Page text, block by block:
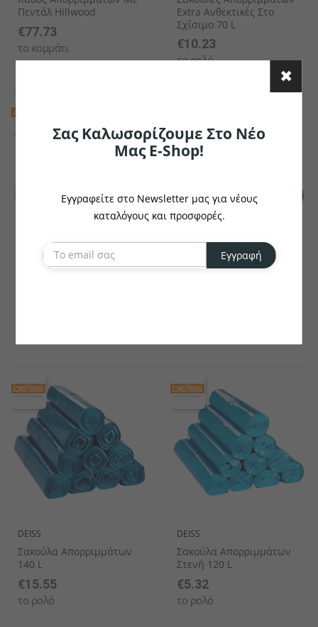
Πεντάλ Hillwood
€77.73
το κομμάτι
Extra Ανθεκτικές Στο
Σχίσιμο 70 L
€10.23
το ρολό
DEISS
Σακούλα Απορριμμάτων
140 L
€15.55
το ρολό
DEISS
Σακούλα Απορριμμάτων
Στενή 120 L
€5.32
το ρολό
Σας Καλωσορίζουμε Στο Νέο
Μας E-Shop!
Εγγραφείτε στο Newsletter μας για νέους
καταλόγους και προσφορές.
Εγγραφή